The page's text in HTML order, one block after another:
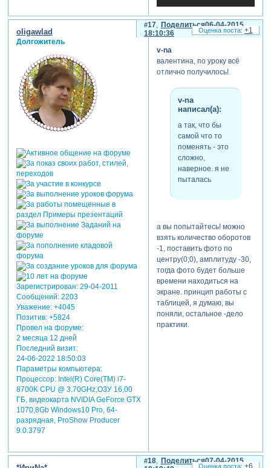
Поделиться
17
06-04-2015
18:10:36
oligawlad
Долгожитель
Зарегистрирован: 29-04-2011
Сообщений:2203
Уважение: +4045
Позитив: +5824
Провел на форуме:
2 месяца 12 дней
Последний визит:
24-06-2022 18:50:03
Параметры компьютера:
Процессор: Intel(R) Core(TM) i7-
8700K CPU @ 3.70GHz,ОЗУ 16,00
ГБ, видеокарта NVIDIA GeForce GTX
1070,8Gb Windows10 Pro, 64-
разрядная, ProShow Producer
9.0.3797
v-na
валентина, по уроку всё
отлично получилось!
v-na
написал(а):
а так, что бы
самой что то
поменять - это
сложно,
наверное. я не
пыталась
а вы попытайтесь! можно
взять количество оборотов
-1, поставить фото по
центру(0;0), амплитуду -30,
тогда фото будет больше
времени находиться на
экране. принцип работы с
таблицей, я думаю, вы
поняли, остальное -дело
практики.
+1
Поделиться
18
07-04-2015
+6